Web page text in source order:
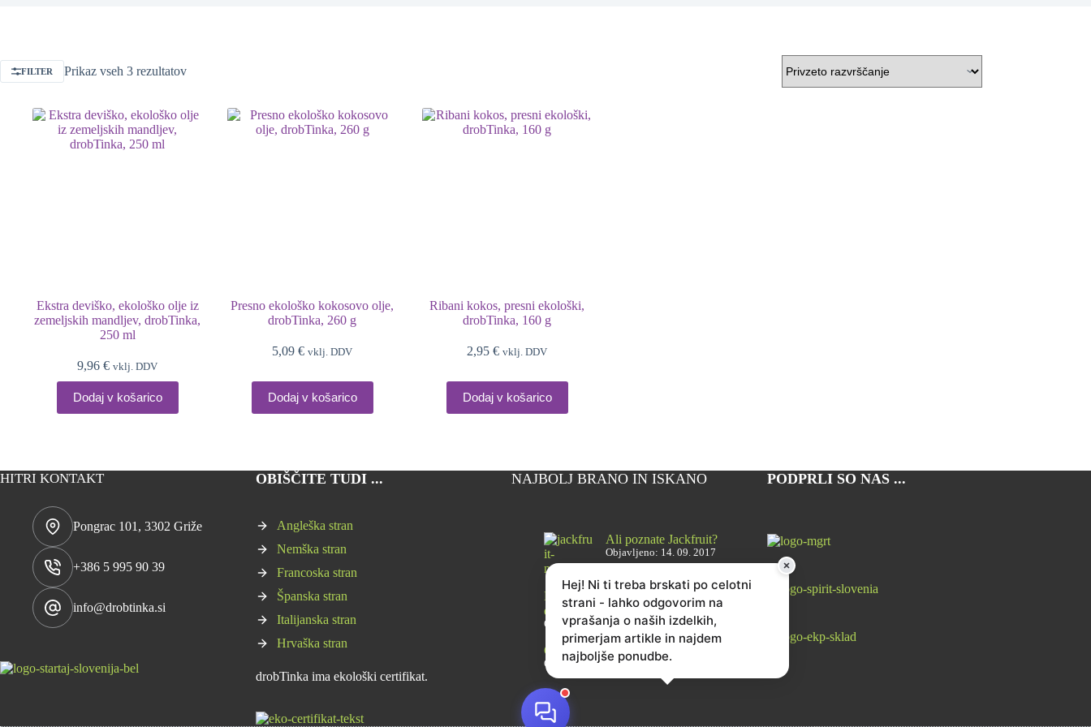
FILTER Prikaz vseh 3 rezultatov
Ekstra deviško, ekološko olje iz
zemeljskih mandljev, drobTinka,
250 ml
9,96€ vklj. DDV
Dodaj v košarico
Presno ekološko kokosovo olje,
drobTinka, 260 g
5,09€ vklj. DDV
Dodaj v košarico
Ribani kokos, presni ekološki,
drobTinka, 160 g
2,95€ vklj. DDV
Dodaj v košarico
HITRI KONTAKT
Pongrac 101, 3302 Griže
+386 5 995 90 39
info@drobtinka.si
OBIŠČITE TUDI ...
Angleška stran
Nemška stran
Francoska stran
Španska stran
Italijanska stran
Hrvaška stran
drobTinka ima ekološki certifikat.
NAJBOLJ BRANO IN ISKANO
Ali poznate Jackfruit?
Objavljeno: 14. 09. 2017
Brusnice – 6 razlogov, zakaj jih je
dobro imeti vedno pri roki
Objavljeno: 28. 02. 2021
Cikorija: zdrav kavni nadomestek
Objavljeno: 22. 02. 2022
PODPRLI SO NAS ...
Hej! Ni ti treba brskati po celotni
strani - lahko odgovorim na
vprašanja o naših izdelkih,
primerjam artikle in najdem
najboljše ponudbe.